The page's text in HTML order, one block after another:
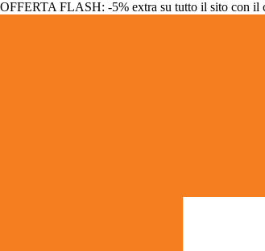
OFFERTA FLASH: -5% extra su tutto il sito con il